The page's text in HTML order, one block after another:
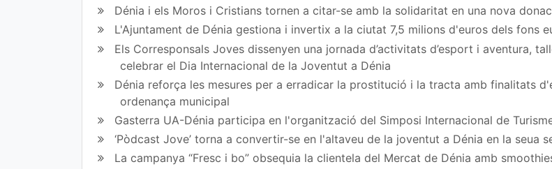
ok
Dénia i els Moros i Cristians tornen a citar-se amb la solidaritat en una nova
L'Ajuntament de Dénia gestiona i invertix a la ciutat 7,5 milions d'euros dels fons
Els Corresponsals Joves dissenyen una jornada d’activitats d’esport i aventura,
celebrar el Dia Internacional de la Joventut a Dénia
Dénia reforça les mesures per a erradicar la prostitució i la tracta amb finalitats
ordenança municipal
Gasterra UA-Dénia participa en l'organització del Simposi Internacional de
‘Pòdcast Jove’ torna a convertir-se en l'altaveu de la joventut a Dénia en la seua
La campanya “Fresc i bo” obsequia la clientela del Mercat de Dénia amb